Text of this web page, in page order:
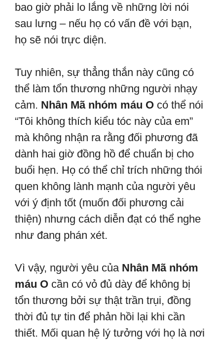
bao giờ phải lo lắng về những lời nói
sau lưng – nếu họ có vấn đề với bạn,
họ sẽ nói trực diện.
Tuy nhiên, sự thẳng thắn này cũng có
thể làm tổn thương những người nhạy
cảm. Nhân Mã nhóm máu O có thể nói
“Tôi không thích kiểu tóc này của em”
mà không nhận ra rằng đối phương đã
dành hai giờ đồng hồ để chuẩn bị cho
buổi hẹn. Họ có thể chỉ trích những thói
quen không lành mạnh của người yêu
với ý định tốt (muốn đối phương cải
thiện) nhưng cách diễn đạt có thể nghe
như đang phán xét.
Vì vậy, người yêu của Nhân Mã nhóm
máu O cần có vỏ đủ dày để không bị
tổn thương bởi sự thật trần trụi, đồng
thời đủ tự tin để phản hồi lại khi cần
thiết. Mối quan hệ lý tưởng với họ là nơi